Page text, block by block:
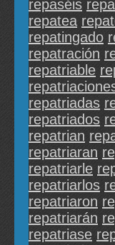
repaséis
repatea
repatingado
repatración
repatriable
repatriadas
repatriados
repatrian
repatriaran
repatriarle
repatriarlos
repatriaron
repatriarán
repatriase